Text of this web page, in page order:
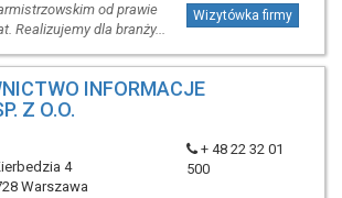
od prawie
Realizujemy dla branży...
Wizytówka firmy
INFORMACJE
Z O.O.
4
Warszawa
+ 48 22 32 01
500